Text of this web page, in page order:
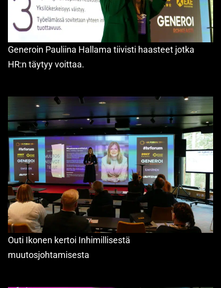
Generoin Pauliina Hallama tiivisti haasteet jotka
HR:n täytyy voittaa.
Outi Ikonen kertoi Inhimillisestä
muutosjohtamisesta